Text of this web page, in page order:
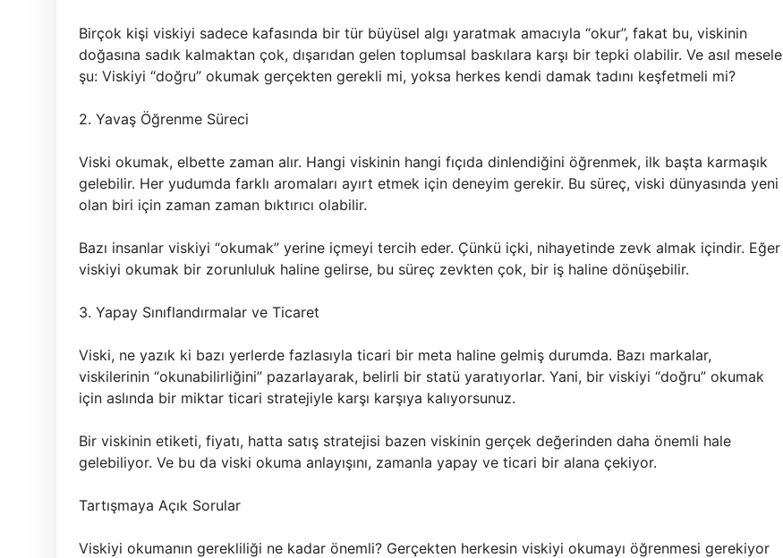
Birçok kişi viskiyi sadece kafasında bir tür büyüsel algı yaratmak amacıyla “okur”, fakat bu, viskinin
doğasına sadık kalmaktan çok, dışarıdan gelen toplumsal baskılara karşı bir tepki olabilir. Ve asıl mesele
şu: Viskiyi “doğru” okumak gerçekten gerekli mi, yoksa herkes kendi damak tadını keşfetmeli mi?
2. Yavaş Öğrenme Süreci
Viski okumak, elbette zaman alır. Hangi viskinin hangi fıçıda dinlendiğini öğrenmek, ilk başta karmaşık
gelebilir. Her yudumda farklı aromaları ayırt etmek için deneyim gerekir. Bu süreç, viski dünyasında yeni
olan biri için zaman zaman bıktırıcı olabilir.
Bazı insanlar viskiyi “okumak” yerine içmeyi tercih eder. Çünkü içki, nihayetinde zevk almak içindir. Eğer
viskiyi okumak bir zorunluluk haline gelirse, bu süreç zevkten çok, bir iş haline dönüşebilir.
3. Yapay Sınıflandırmalar ve Ticaret
Viski, ne yazık ki bazı yerlerde fazlasıyla ticari bir meta haline gelmiş durumda. Bazı markalar,
viskilerinin “okunabilirliğini” pazarlayarak, belirli bir statü yaratıyorlar. Yani, bir viskiyi “doğru” okumak
için aslında bir miktar ticari stratejiyle karşı karşıya kalıyorsunuz.
Bir viskinin etiketi, fiyatı, hatta satış stratejisi bazen viskinin gerçek değerinden daha önemli hale
gelebiliyor. Ve bu da viski okuma anlayışını, zamanla yapay ve ticari bir alana çekiyor.
Tartışmaya Açık Sorular
Viskiyi okumanın gerekliliği ne kadar önemli? Gerçekten herkesin viskiyi okumayı öğrenmesi gerekiyor